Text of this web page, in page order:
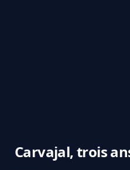
Carvajal, trois